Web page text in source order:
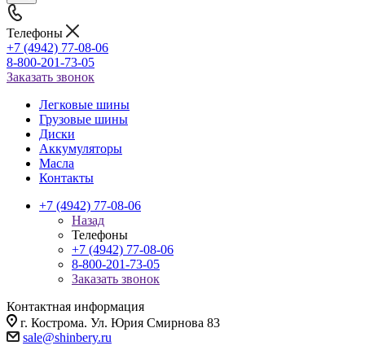
Телефоны
+7 (4942) 77-08-06
8-800-201-73-05
Заказать звонок
Легковые шины
Грузовые шины
Диски
Аккумуляторы
Масла
Контакты
+7 (4942) 77-08-06
Назад
Телефоны
+7 (4942) 77-08-06
8-800-201-73-05
Заказать звонок
Контактная информация
г. Кострома. Ул. Юрия Смирнова 83
sale@shinbery.ru